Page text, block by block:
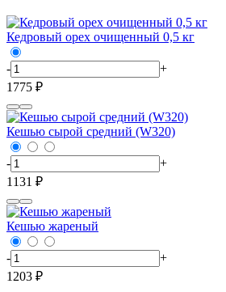
Кедровый орех очищенный 0,5 кг
-
+
1775 ₽
Кешью сырой средний (W320)
-
+
1131 ₽
Кешью жареный
-
+
1203 ₽